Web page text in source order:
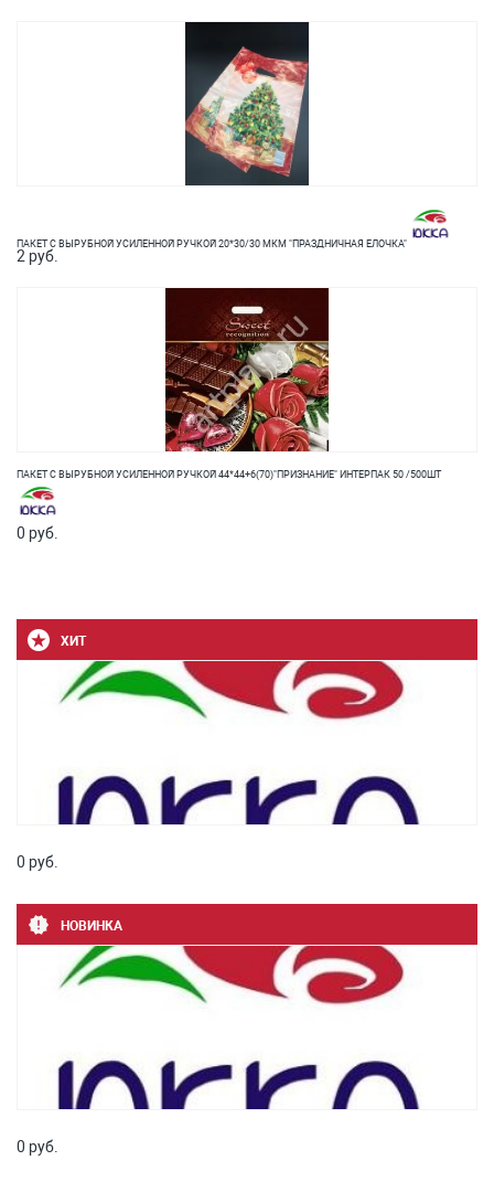
ПАКЕТ С ВЫРУБНОЙ УСИЛЕННОЙ РУЧКОЙ 20*30/30 МКМ "ПРАЗДНИЧНАЯ ЕЛОЧКА"
2 руб.
ПАКЕТ С ВЫРУБНОЙ УСИЛЕННОЙ РУЧКОЙ 44*44+6(70)"ПРИЗНАНИЕ" ИНТЕРПАК 50 /500ШТ
0 руб.
ХИТ
0 руб.
НОВИНКА
0 руб.